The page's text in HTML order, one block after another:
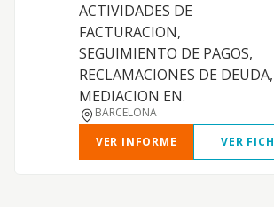
ACTIVIDADES DE
FACTURACION,
SEGUIMIENTO DE PAGOS,
RECLAMACIONES DE DEUDA,
MEDIACION EN.
BARCELONA
VER INFORME
VER